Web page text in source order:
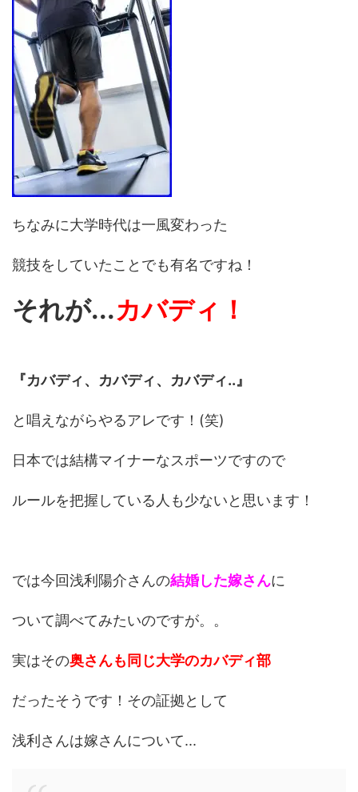
ちなみに大学時代は一風変わった
競技をしていたことでも有名ですね！
それが...カバディ！
『カバディ、カバディ、カバディ..』
と唱えながらやるアレです！(笑)
日本では結構マイナーなスポーツですので
ルールを把握している人も少ないと思います！
では今回浅利陽介さんの結婚した嫁さんに
ついて調べてみたいのですが。。
実はその奥さんも同じ大学のカバディ部
だったそうです！その証拠として
浅利さんは嫁さんについて...